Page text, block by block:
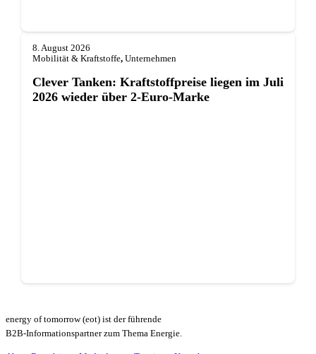
8. August 2026
Mobilität & Kraftstoffe, Unternehmen
Clever Tanken: Kraftstoffpreise liegen im Juli
2026 wieder über 2-Euro-Marke
energy of tomorrow (eot) ist der führende
B2B-Informationspartner zum Thema Energie.